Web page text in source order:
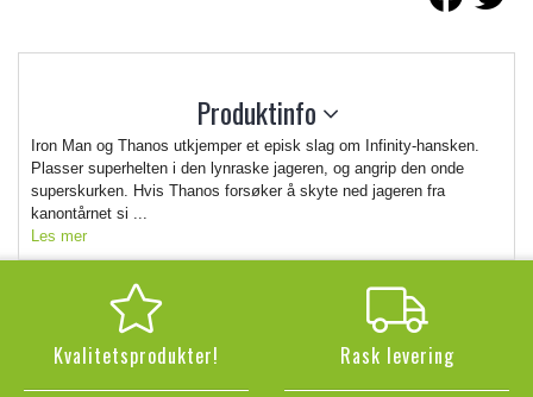
Produktinfo
Iron Man og Thanos utkjemper et episk slag om Infinity-hansken.
Plasser superhelten i den lynraske jageren, og angrip den onde
superskurken. Hvis Thanos forsøker å skyte ned jageren fra
kanontårnet si ...
Les mer
Kvalitetsprodukter! Rask levering